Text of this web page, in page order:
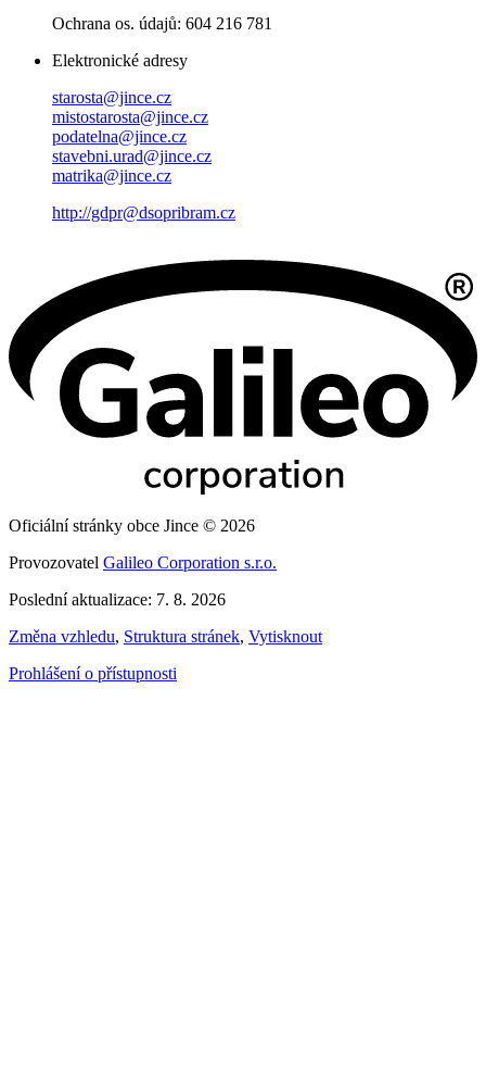
Ochrana os. údajů: 604 216 781
Elektronické adresy
starosta@jince.cz
mistostarosta@jince.cz
podatelna@jince.cz
stavebni.urad@jince.cz
matrika@jince.cz
http://gdpr@dsopribram.cz
Oficiální stránky obce Jince © 2026
Provozovatel Galileo Corporation s.r.o.
Poslední aktualizace: 7. 8. 2026
Změna vzhledu, Struktura stránek, Vytisknout
Prohlášení o přístupnosti